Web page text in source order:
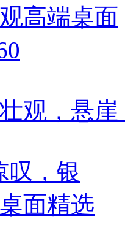
观，悬